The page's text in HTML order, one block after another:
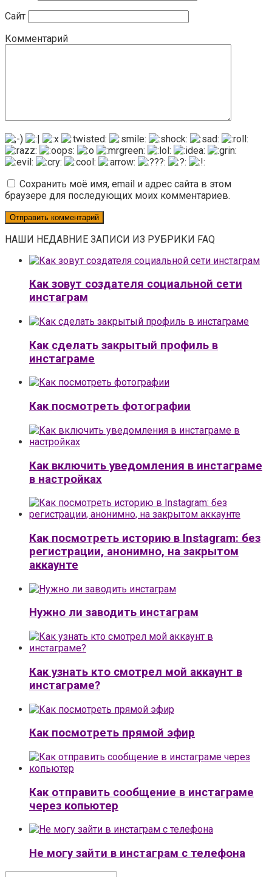
Сайт
Комментарий
Сохранить моё имя, email и адрес сайта в этом
браузере для последующих моих комментариев.
НАШИ НЕДАВНИЕ ЗАПИСИ ИЗ РУБРИКИ FAQ
Как зовут создателя социальной сети
инстаграм
Как сделать закрытый профиль в
инстаграме
Как посмотреть фотографии
Как включить уведомления в инстаграме
в настройках
Как посмотреть историю в Instagram: без
регистрации, анонимно, на закрытом
аккаунте
Нужно ли заводить инстаграм
Как узнать кто смотрел мой аккаунт в
инстаграме?
Как посмотреть прямой эфир
Как отправить сообщение в инстаграме
через копьютер
Не могу зайти в инстаграм с телефона